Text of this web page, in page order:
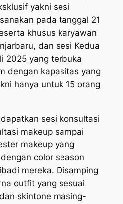
yakni sesi
pada tanggal 21
khusus karyawan
dan sesi Kedua
2025 yang terbuka
dengan kapasitas yang
hanya untuk 15 orang
sesi konsultasi
makeup sampai
makeup yang
color season
mereka. Disamping
outfityang sesuai
dan skintone masing-